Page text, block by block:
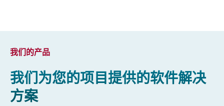
我们的产品​
我们为您的项目提供的软件解决
方案